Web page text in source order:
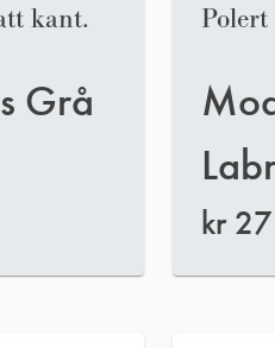
kant.
Grå
kr